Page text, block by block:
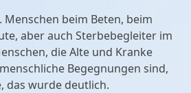
Menschen beim Beten, beim
aber auch Sterbebegleiter im
die Alte und Kranke
Begegnungen sind,
das wurde deutlich.